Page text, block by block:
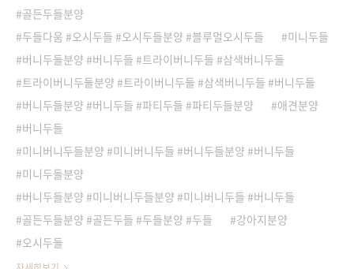
골든두들분양
두들다움 #오시두들 #오시두들분양 #블루멀오시두들
미니두들
버니두들분양 #버니두들 #트라이버니두들 #삼색버니두들
트라이버니두들분양 #트라이버니두들 #삼색버니두들 #버니두들
버니두들분양 #버니두들 #파티두들 #파티두들분양
애견분양
버니두들
미니버니두들분양 #미니버니두들 #버니두들분양 #버니두들
미니두들분양
버니두들분양 #미니버니두들분양 #미니버니두들 #버니두들
골든두들분양 #골든두들 #두들분양 #두들
강아지분양
오시두들